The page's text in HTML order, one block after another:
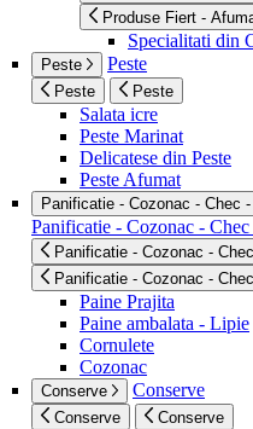
Produse Fiert -
Specialitati din
Peste Peste
Peste Peste
Salata icre
Peste Marinat
Delicatese din Peste
Peste Afumat
Panificatie - Cozonac - Chec
Panificatie - Cozonac -
Panificatie - Cozonac -
Panificatie - Cozonac -
Paine Prajita
Paine ambalata - Lipie
Cornulete
Cozonac
Conserve Conserve
Conserve Conserve